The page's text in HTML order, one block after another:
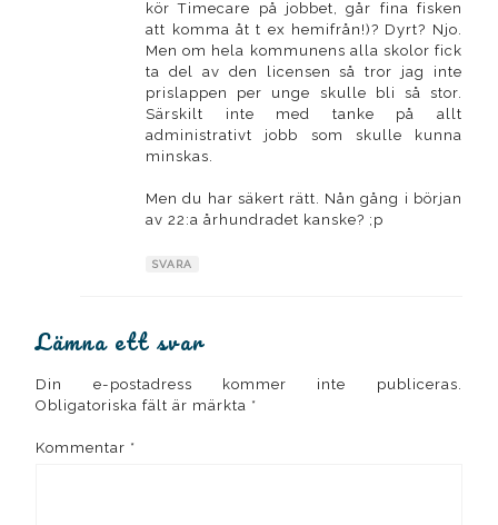
kör Timecare på jobbet, går fina fisken
att komma åt t ex hemifrån!)? Dyrt? Njo.
Men om hela kommunens alla skolor fick
ta del av den licensen så tror jag inte
prislappen per unge skulle bli så stor.
Särskilt inte med tanke på allt
administrativt jobb som skulle kunna
minskas.
Men du har säkert rätt. Nån gång i början
av 22:a århundradet kanske? ;p
SVARA
Lämna ett svar
Din e-postadress kommer inte publiceras.
Obligatoriska fält är märkta *
Kommentar *